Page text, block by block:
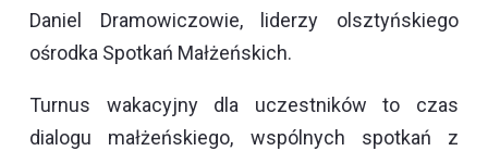
Daniel Dramowiczowie, liderzy olsztyńskiego
ośrodka Spotkań Małżeńskich.
Turnus wakacyjny dla uczestników to czas
dialogu małżeńskiego, wspólnych spotkań z